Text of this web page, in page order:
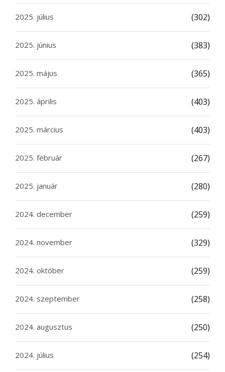
2025. július (302)
2025. június (383)
2025. május (365)
2025. április (403)
2025. március (403)
2025. február (267)
2025. január (280)
2024. december (259)
2024. november (329)
2024. október (259)
2024. szeptember (258)
2024. augusztus (250)
2024. július (254)